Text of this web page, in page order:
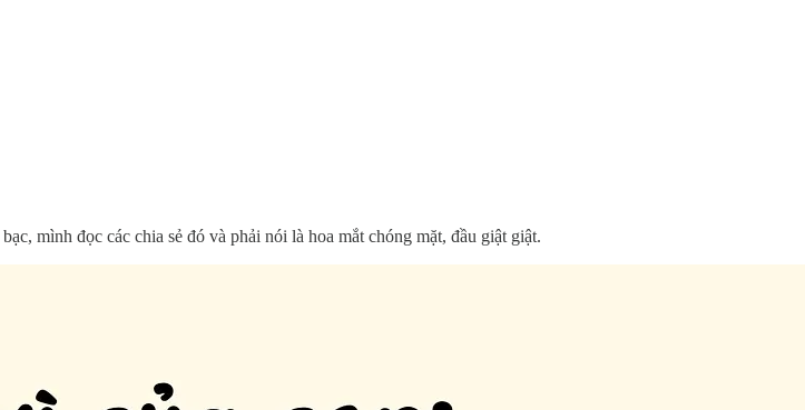
mình đọc các chia sẻ đó và phải nói là hoa mắt chóng mặt, đầu giật giật.